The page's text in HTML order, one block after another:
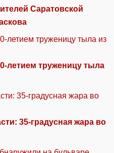
Саратовской
летием труженицу тыла
35-градусная жара во